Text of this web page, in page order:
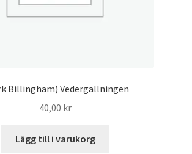
Billingham) Vedergällningen
40,00 kr
Lägg till i varukorg